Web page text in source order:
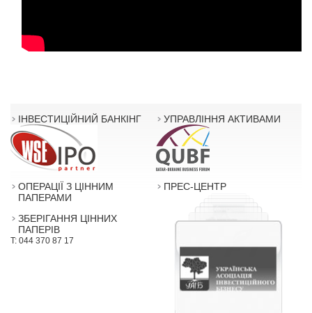
ІНВЕСТИЦІЙНИЙ БАНКІНГ УПРАВЛІННЯ АКТИВАМИ
ОПЕРАЦІЇ З ЦІННИМ
ПАПЕРАМИ
ЗБЕРІГАННЯ ЦІННИХ
ПАПЕРІВ
T: 044 370 87 17
ПРЕС-ЦЕНТР